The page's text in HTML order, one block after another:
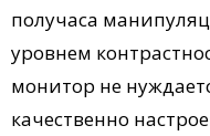
получаса
уровнем
монитор не
качественно